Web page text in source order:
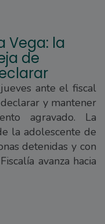
Vega: la
de
ante el fiscal
y mantener
agravado. La
la adolescente de
detenidas y con
avanza hacia